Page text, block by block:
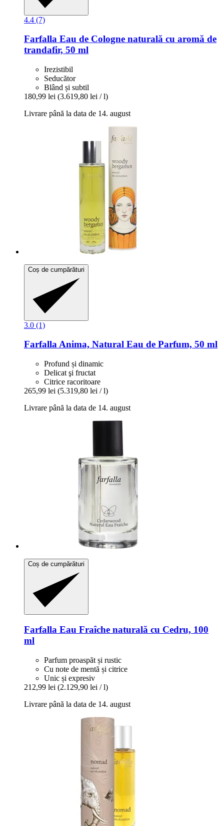
4.4 (7)
Farfalla Eau de Cologne naturală cu aromă de
trandafir, 50 ml
Irezistibil
Seducător
Blând și subtil
180,99 lei (3.619,80 lei / l)
Livrare până la data de 14. august
Coș de cumpărături
3.0 (1)
FarfallaAnima, Natural Eau de Parfum, 50 ml
Profund și dinamic
Delicat şi fructat
Citrice racoritoare
265,99 lei (5.319,80 lei / l)
Livrare până la data de 14. august
Coș de cumpărături
Farfalla Eau Fraîche naturală cu Cedru, 100
ml
Parfum proaspăt și rustic
Cu note de mentă și citrice
Unic și expresiv
212,99 lei (2.129,90 lei / l)
Livrare până la data de 14. august